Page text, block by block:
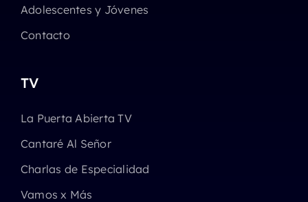
Adolescentes y Jóvenes
Contacto
TV
La Puerta Abierta TV
Cantaré Al Señor
Charlas de Especialidad
Vamos x Más